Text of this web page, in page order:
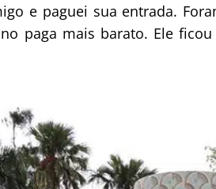
e paguei sua entrada.
paga mais barato. Ele